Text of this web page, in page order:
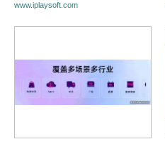
www.iplaysoft.com